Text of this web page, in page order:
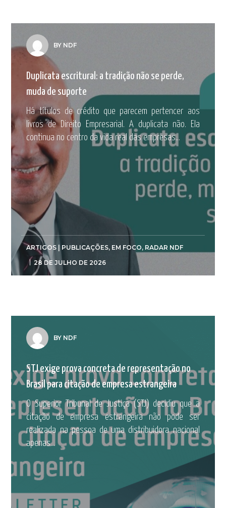
BY NDF
Duplicata escritural: a tradição não se perde,
muda de suporte
Há títulos de crédito que parecem pertencer aos
livros de Direito Empresarial. A duplicata não. Ela
continua no centro da vida real das empresas...
ARTIGOS | PUBLICAÇÕES, EM FOCO, RADAR NDF
28 DE JULHO DE 2026
BY NDF
STJ exige prova concreta de representação no
Brasil para citação de empresa estrangeira
O Superior Tribunal de Justiça (STJ) decidiu que a
citação de empresa estrangeira não pode ser
realizada na pessoa de uma distribuidora nacional
apenas...